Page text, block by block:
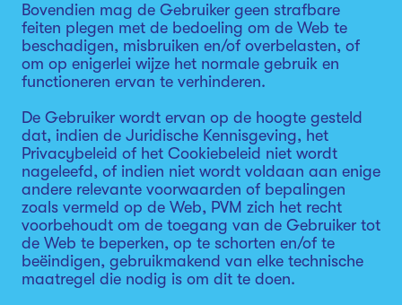
Bovendien mag de Gebruiker geen strafbare
feiten plegen met de bedoeling om de Web te
beschadigen, misbruiken en/of overbelasten, of
om op enigerlei wijze het normale gebruik en
functioneren ervan te verhinderen.
De Gebruiker wordt ervan op de hoogte gesteld
dat, indien de Juridische Kennisgeving, het
Privacybeleid of het Cookiebeleid niet wordt
nageleefd, of indien niet wordt voldaan aan enige
andere relevante voorwaarden of bepalingen
zoals vermeld op de Web, PVM zich het recht
voorbehoudt om de toegang van de Gebruiker tot
de Web te beperken, op te schorten en/of te
beëindigen, gebruikmakend van elke technische
maatregel die nodig is om dit te doen.